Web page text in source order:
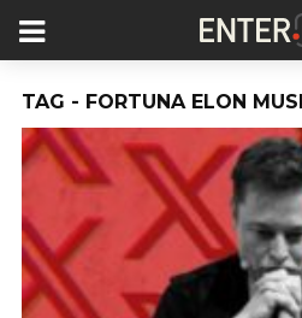
TAG - FORTUNA ELON